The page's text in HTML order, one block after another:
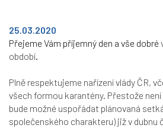
25.03.2020
Přejeme Vám příjemný den a vše dobré
období.
Plně respektujeme nařízení vlády ČR,
všech formou karantény. Přestože
bude možné uspořádat plánovaná
společenského charakteru) již v dubnu